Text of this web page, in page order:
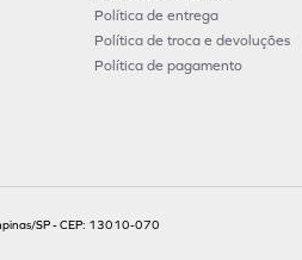
Política de entrega
Política de troca e devoluções
Política de pagamento
SP - CEP: 13010-070